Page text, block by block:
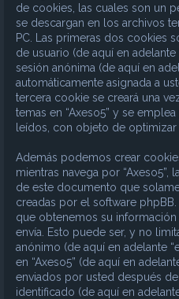
de cookies, las cuales son un
se descargan en los archivos
PC. Las primeras dos cookies
de usuario (de aquí en
sesión anónima (de aquí en
automáticamente asignada a
tercera cookie se creará una
temas en “Axeso5” y se
leídos, con objeto de optimizar
Además podemos crear
mientras navega por
de este documento que
creadas por el software
que obtenemos su
envía. Esto puede ser, y no
anónimo (de aquí en adelante
en “Axeso5” (de aquí en
enviados por usted después
identificado (de aquí en adelante